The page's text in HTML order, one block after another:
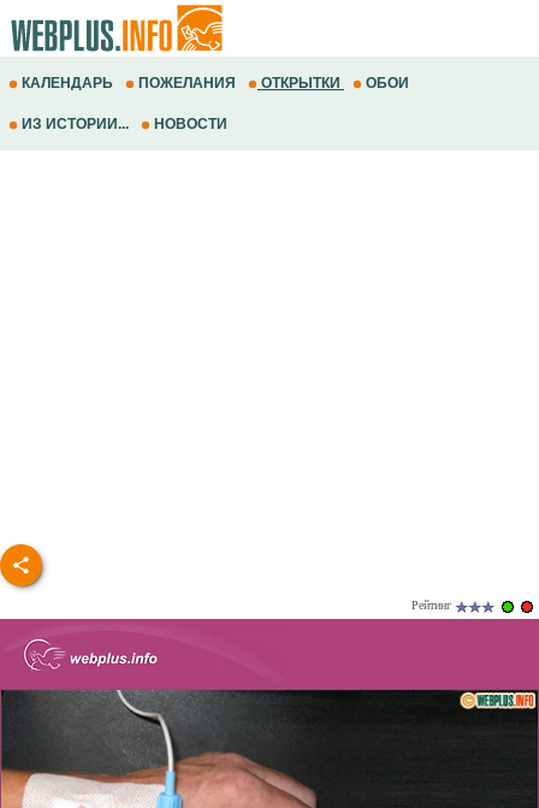
КАЛЕНДАРЬ ПОЖЕЛАНИЯ ОТКРЫТКИ ОБОИ
ИЗ ИСТОРИИ... НОВОСТИ
Рейтинг